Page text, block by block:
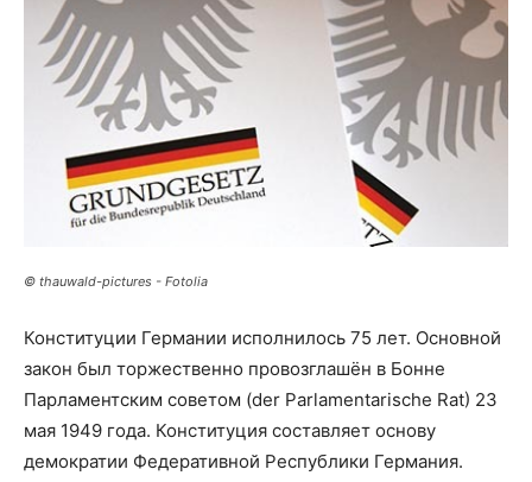
© thauwald-pictures - Fotolia
Конституции Германии исполнилось 75 лет. Основной
закон был торжественно провозглашён в Бонне
Парламентским советом (der Parlamentarische Rat) 23
мая 1949 года. Конституция составляет основу
демократии Федеративной Республики Германия.